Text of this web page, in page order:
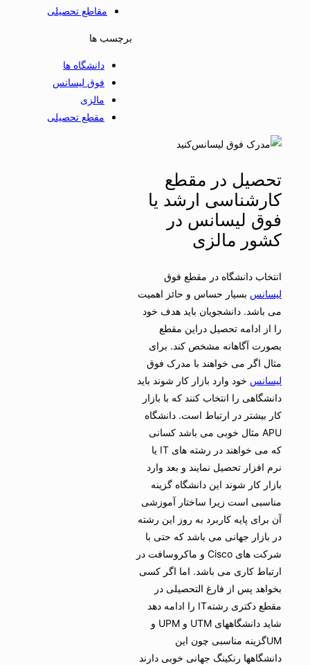
مقاطع تحصیلی
برچسب ها
دانشگاه ها
فوق لیسانس
مالزی
مقطع تحصیلی
تحصیل در مقطع
کارشناسی ارشد یا
فوق لیسانس در
کشور مالزی
انتخاب دانشگاه در مقطع فوق
لیسانسبسیار حساس و حائز اهمیت
می باشد. دانشجویان باید هدف خود
را از ادامه تحصیل دراین مقطع
بصورت آگاهانه مشخص کند. برای
مثال اگر می خواهند با مدرک فوق
لیسانسخود وارد بازار کار شوند باید
دانشگاهی را انتخاب کنند که با بازار
کار بیشتر در ارتباط است. دانشگاه
APU مثال خوبی می باشد کسانی
که می خواهند در رشته های IT یا
نرم افزار تحصیل نمایند و بعد وارد
بازار کار شوند این دانشگاه گزینه
مناسبی است زیرا ساختار آموزشی
آن برای پایه کاربرد به روز این رشته
در بازار جهانی می باشد که حتی با
شرکت های Cisco و ماکروسافت در
ارتباط کاری می باشد. اما اگر کسی
بخواهد پس از فارغ التحصیلی در
مقطع دکتری رشتهIT را ادامه دهد
شاید دانشگاههای UTM و UPM و
UMگزینه مناسبی چون این
دانشگاهها رنکینگ جهانی خوبی دارند
کنید